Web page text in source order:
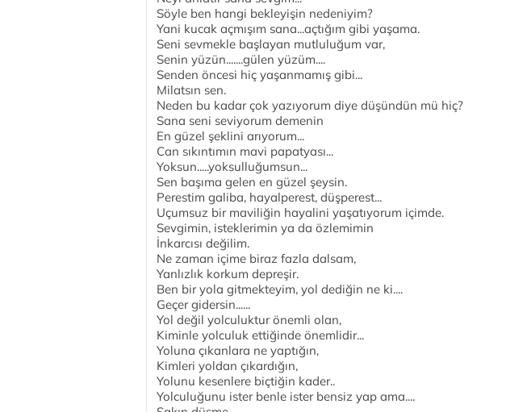
Söyle ben hangi bekleyişin nedeniyim?
Yani kucak açmışım sana...açtığım gibi yaşama.
Seni sevmekle başlayan mutluluğum var,
Senin yüzün.......gülen yüzüm....
Senden öncesi hiç yaşanmamış gibi...
Milatsın sen.
Neden bu kadar çok yazıyorum diye düşündün mü hiç?
Sana seni seviyorum demenin
En güzel şeklini arıyorum...
Can sıkıntımın mavi papatyası...
Yoksun.....yoksulluğumsun...
Sen başıma gelen en güzel şeysin.
Perestim galiba, hayalperest, düşperest...
Uçumsuz bir maviliğin hayalini yaşatıyorum içimde.
Sevgimin, isteklerimin ya da özlemimin
İnkarcısı değilim.
Ne zaman içime biraz fazla dalsam,
Yanlızlık korkum depreşir.
Ben bir yola gitmekteyim, yol dediğin ne ki....
Geçer gidersin......
Yol değil yolculuktur önemli olan,
Kiminle yolculuk ettiğinde önemlidir...
Yoluna çıkanlara ne yaptığın,
Kimleri yoldan çıkardığın,
Yolunu kesenlere biçtiğin kader..
Yolculuğunu ister benle ister bensiz yap ama....